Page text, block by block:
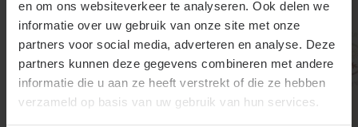
en om ons websiteverkeer te analyseren. Ook delen we
informatie over uw gebruik van onze site met onze
partners voor social media, adverteren en analyse. Deze
partners kunnen deze gegevens combineren met andere
informatie die u aan ze heeft verstrekt of die ze hebben
verzameld op basis van uw gebruik van hun services.
september. Op een bewolkte dag is dit het beste.
Pinus peuce is een redelijk snel groeiende den dus
geef hem de ruimte.